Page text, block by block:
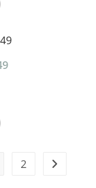
2